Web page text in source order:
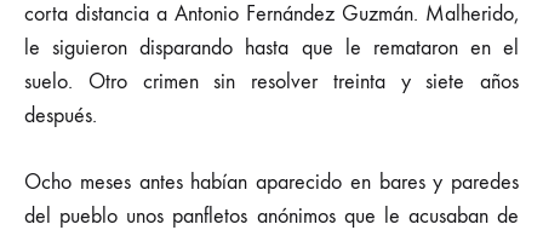
corta distancia a Antonio Fernández Guzmán. Malherido,
le siguieron disparando hasta que le remataron en el
suelo. Otro crimen sin resolver treinta y siete años
después.
Ocho meses antes habían aparecido en bares y paredes
del pueblo unos panfletos anónimos que le acusaban de